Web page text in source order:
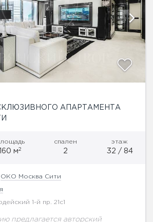
АПАРТАМЕНТА
м2
спален
2
этаж
32 / 84
ОКО Москва Сити
1-й пр. 21с1
предлагается авторский